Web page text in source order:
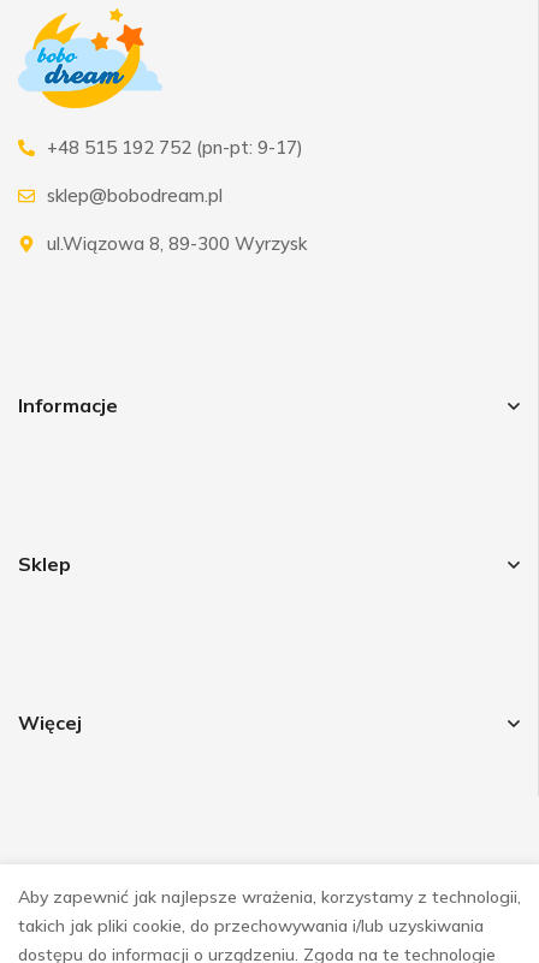
+48 515 192 752 (pn-pt: 9-17)
sklep@bobodream.pl
ul.Wiązowa 8, 89-300 Wyrzysk
Informacje
Sklep
Więcej
Aby zapewnić jak najlepsze wrażenia, korzystamy z technologii,
takich jak pliki cookie, do przechowywania i/lub uzyskiwania
dostępu do informacji o urządzeniu. Zgoda na te technologie